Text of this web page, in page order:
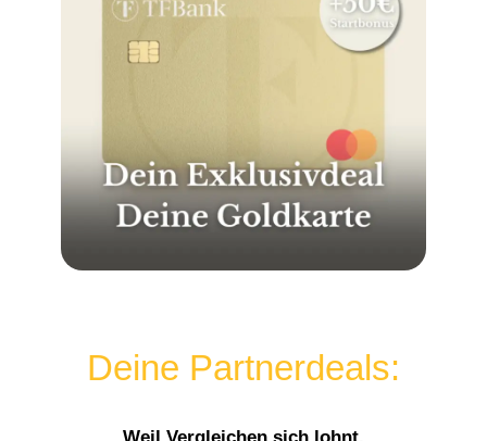
Deine Partnerdeals: